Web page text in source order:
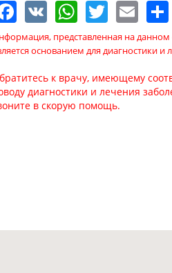
Facebook
VK Twitter
представленная на
основанием для диагностики
к врачу, имеющему
диагностики и лечения
в скорую помощь.